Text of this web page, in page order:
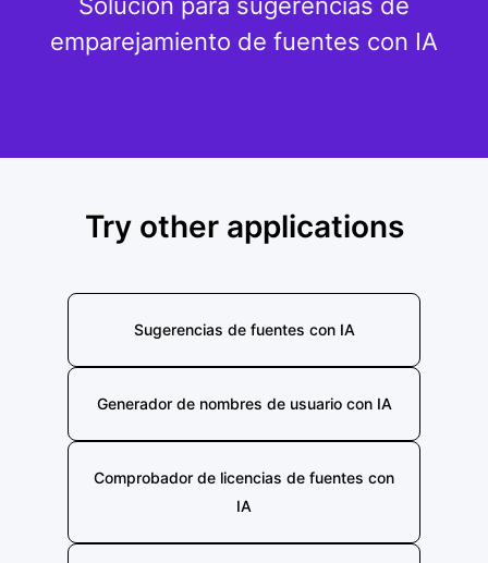
emparejamiento de fuentes con IA
Try other applications
Sugerencias de fuentes con IA
Generador de nombres de usuario con IA
Comprobador de licencias de fuentes con
IA